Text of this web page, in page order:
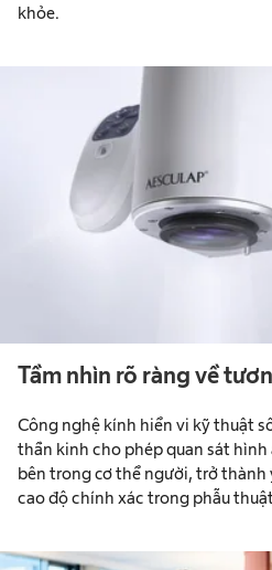
khỏe.
Tầm nhìn rõ ràng về
Công nghệ kính hiển vi kỹ thuật
thần kinh cho phép quan sát
bên trong cơ thể người, trở
cao độ chính xác trong phẫu